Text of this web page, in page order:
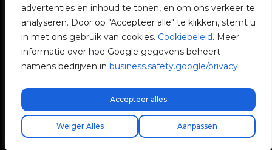
advertenties en inhoud te tonen, en om ons verkeer te
analyseren. Door op "Accepteer alle" te klikken, stemt u
in met ons gebruik van cookies. Cookiebeleid. Meer
informatie over hoe Google gegevens beheert
namens bedrijven in business.safety.google/privacy.
Aanpassen
Weiger Alles
Accepteer alles
V2C Payments
Blog
Gratis express verzending!
Vind uw installateur
V2C © 2026 All rights reserved.